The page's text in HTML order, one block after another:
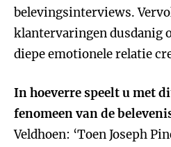
belevingsinterviews.
klantervaringen dusdanig
diepe emotionele relatie
In hoeverre speelt u met
fenomeen van de
Veldhoen: ‘Toen Joseph